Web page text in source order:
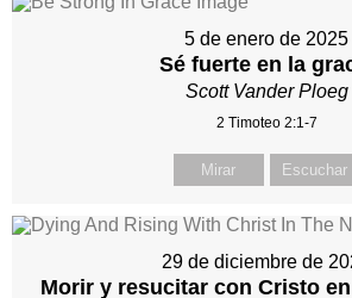
5 de enero de 2025
Sé fuerte en la
Scott Vander Ploeg
2 Timoteo 2:1-7
Mirar Escuchar
29 de diciembre de
Morir y resucitar con Cristo